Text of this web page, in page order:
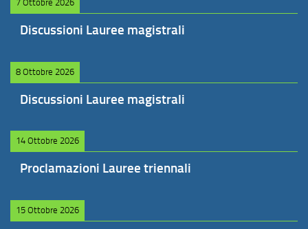
7 Ottobre 2026
Discussioni Lauree magistrali
8 Ottobre 2026
Discussioni Lauree magistrali
14 Ottobre 2026
Proclamazioni Lauree triennali
15 Ottobre 2026